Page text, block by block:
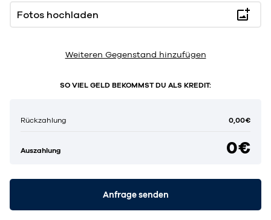
Fotos hochladen
Weiteren Gegenstand hinzufügen
SO VIEL GELD BEKOMMST DU ALS KREDIT:
Rückzahlung 0,00€
Auszahlung 0€
Anfrage senden